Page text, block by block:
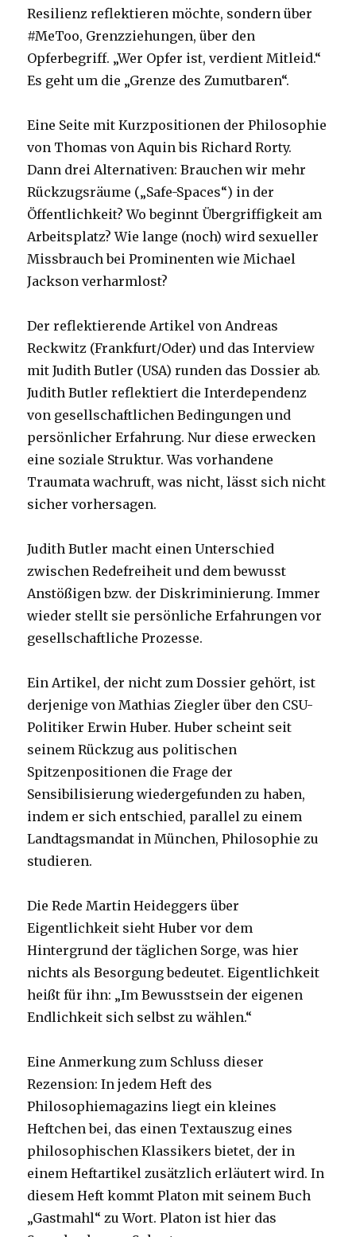
Resilienz reflektieren möchte, sondern über
#MeToo, Grenzziehungen, über den
Opferbegriff. „Wer Opfer ist, verdient Mitleid.“
Es geht um die „Grenze des Zumutbaren“.
Eine Seite mit Kurzpositionen der Philosophie
von Thomas von Aquin bis Richard Rorty.
Dann drei Alternativen: Brauchen wir mehr
Rückzugsräume („Safe-Spaces“) in der
Öffentlichkeit? Wo beginnt Übergriffigkeit am
Arbeitsplatz? Wie lange (noch) wird sexueller
Missbrauch bei Prominenten wie Michael
Jackson verharmlost?
Der reflektierende Artikel von Andreas
Reckwitz (Frankfurt/Oder) und das Interview
mit Judith Butler (USA) runden das Dossier ab.
Judith Butler reflektiert die Interdependenz
von gesellschaftlichen Bedingungen und
persönlicher Erfahrung. Nur diese erwecken
eine soziale Struktur. Was vorhandene
Traumata wachruft, was nicht, lässt sich nicht
sicher vorhersagen.
Judith Butler macht einen Unterschied
zwischen Redefreiheit und dem bewusst
Anstößigen bzw. der Diskriminierung. Immer
wieder stellt sie persönliche Erfahrungen vor
gesellschaftliche Prozesse.
Ein Artikel, der nicht zum Dossier gehört, ist
derjenige von Mathias Ziegler über den CSU-
Politiker Erwin Huber. Huber scheint seit
seinem Rückzug aus politischen
Spitzenpositionen die Frage der
Sensibilisierung wiedergefunden zu haben,
indem er sich entschied, parallel zu einem
Landtagsmandat in München, Philosophie zu
studieren.
Die Rede Martin Heideggers über
Eigentlichkeit sieht Huber vor dem
Hintergrund der täglichen Sorge, was hier
nichts als Besorgung bedeutet. Eigentlichkeit
heißt für ihn: „Im Bewusstsein der eigenen
Endlichkeit sich selbst zu wählen.“
Eine Anmerkung zum Schluss dieser
Rezension: In jedem Heft des
Philosophiemagazins liegt ein kleines
Heftchen bei, das einen Textauszug eines
philosophischen Klassikers bietet, der in
einem Heftartikel zusätzlich erläutert wird. In
diesem Heft kommt Platon mit seinem Buch
„Gastmahl“ zu Wort. Platon ist hier das